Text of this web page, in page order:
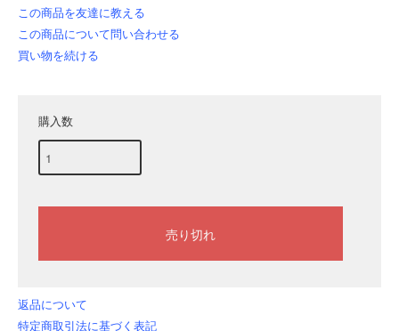
この商品を友達に教える
この商品について問い合わせる
買い物を続ける
購入数
返品について
特定商取引法に基づく表記